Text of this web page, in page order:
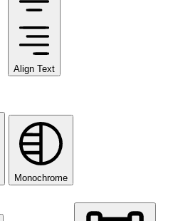
Align Text
Monochrome